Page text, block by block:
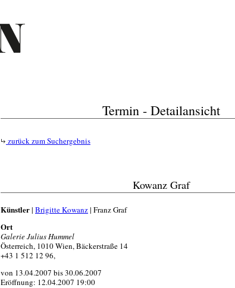
Termin - Detailansicht
zurück zum Suchergebnis
Kowanz Graf
Künstler| Brigitte Kowanz| Franz Graf
Ort
Galerie Julius Hummel
Österreich, 1010 Wien, Bäckerstraße 14
+43 1 512 12 96,
von 13.04.2007 bis 30.06.2007
Eröffnung: 12.04.2007 19:00